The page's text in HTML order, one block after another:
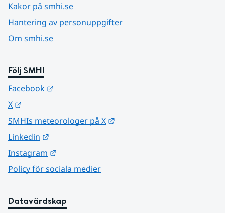
Kakor på smhi.se
Hantering av personuppgifter
Om smhi.se
Följ SMHI
Facebook
X
SMHIs meteorologer på X
Linkedin
Instagram
Policy för sociala medier
Datavärdskap